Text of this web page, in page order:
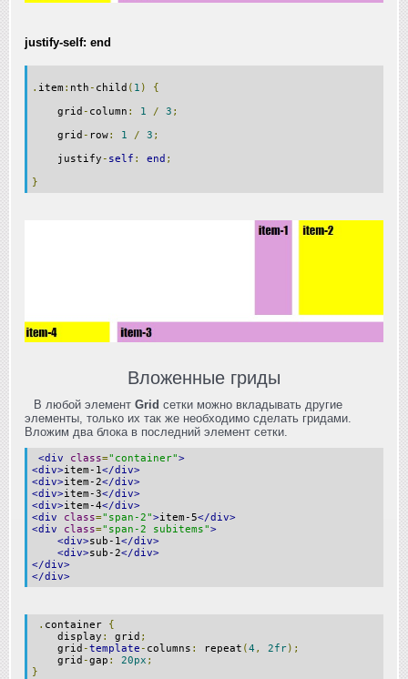
justify-self: end
. item : nth - child ( 1 )
{
grid - column : 1 / 3 ;
grid - row: 1 / 3 ;
justify - self : end ;
}
Вложенные гриды
В любой элемент Grid сетки можно вкладывать другие
элементы, только их так же необходимо сделать гридами.
Вложим два блока в последний элемент сетки.
<div class="container">
<div>item-1</div>
<div>item-2</div>
<div>item-3</div>
<div>item-4</div>
<div
class="span-2">item-5</div>
<div
class="span-2 subitems">
<div>sub-1</div>
<div>sub-2</div>
</div>
</div>
. container {
display : grid ;
grid -template - columns : repeat (4 , 2fr);
grid -gap : 20px ;
}